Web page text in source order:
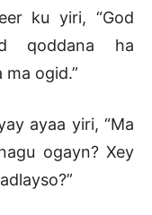
ku yiri, “God
qoddana ha
ogid.”
ayaa yiri, “Ma
ogayn? Xey